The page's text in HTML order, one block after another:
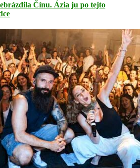
Čínu. Ázia ju po tejto